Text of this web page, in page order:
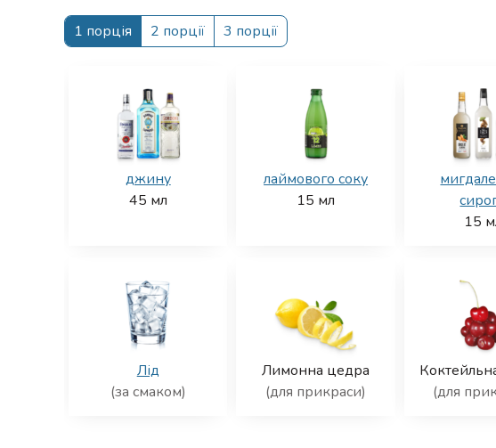
1 порція 2 порції 3 порції
джину
45 мл
лаймового соку
15 мл
15
Лід
(за смаком)
Лимонна цедра
(для прикраси)
(для